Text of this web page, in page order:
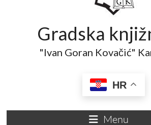
Gradska
"Ivan Goran Kovačić"
HR
Menu